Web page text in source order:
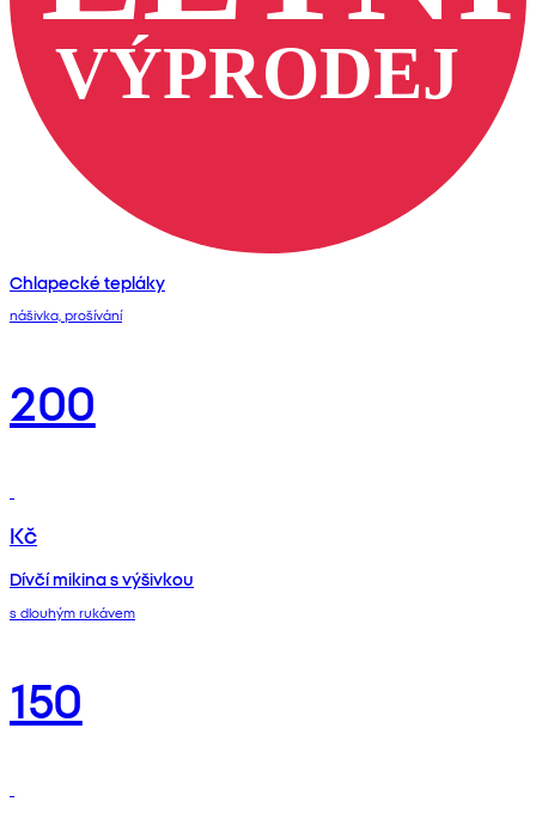
Chlapecké tepláky
nášivka, prošívání
200
Kč
Dívčí mikina s výšivkou
s dlouhým rukávem
150